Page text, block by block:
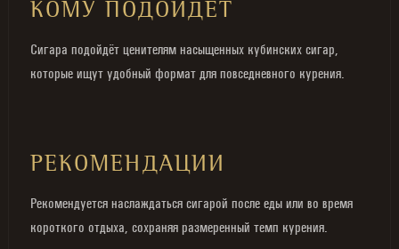
КОМУ ПОДОЙДЕТ
Сигара подойдёт ценителям насыщенных кубинских сигар,
которые ищут удобный формат для повседневного курения.
РЕКОМЕНДАЦИИ
Рекомендуется наслаждаться сигарой после еды или во время
короткого отдыха, сохраняя размеренный темп курения.